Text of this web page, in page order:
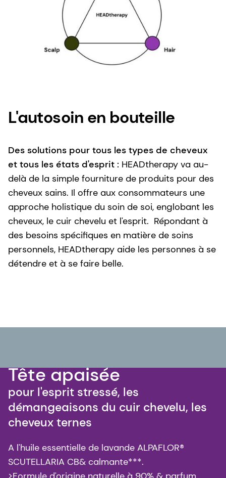
L'autosoin en bouteille
Des solutions pour tous les types de cheveux
et tous les états d'esprit : HEADtherapy va au-
delà de la simple fourniture de produits pour des
cheveux sains. Il offre aux consommateurs une
approche holistique du soin de soi, englobant les
cheveux, le cuir chevelu et l'esprit. Répondant à
des besoins spécifiques en matière de soins
personnels, HEADtherapy aide les personnes à se
détendre et à se faire belle.
Tête apaisée
pour l'esprit stressé, les
démangeaisons du cuir chevelu, les
cheveux ternes
A l'huile essentielle de lavande ALPAFLOR®
SCUTELLARIA CB& calmante***.